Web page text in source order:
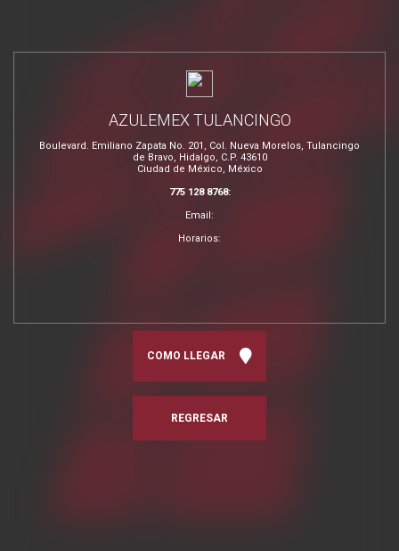
AZULEMEX TULANCINGO
Boulevard. Emiliano Zapata No. 201, Col. Nueva Morelos, Tulancingo
de Bravo, Hidalgo, C.P. 43610
Ciudad de México, México
775 128 8768:
Email:
Horarios:
COMO LLEGAR
REGRESAR